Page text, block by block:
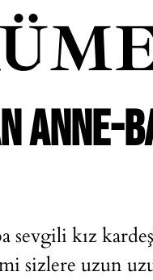
ANNE-
sevgili kız
sizlere uzun